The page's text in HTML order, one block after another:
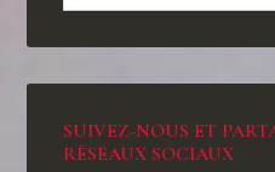
SUIVEZ-NOUS ET
RÉSEAUX SOCIAUX